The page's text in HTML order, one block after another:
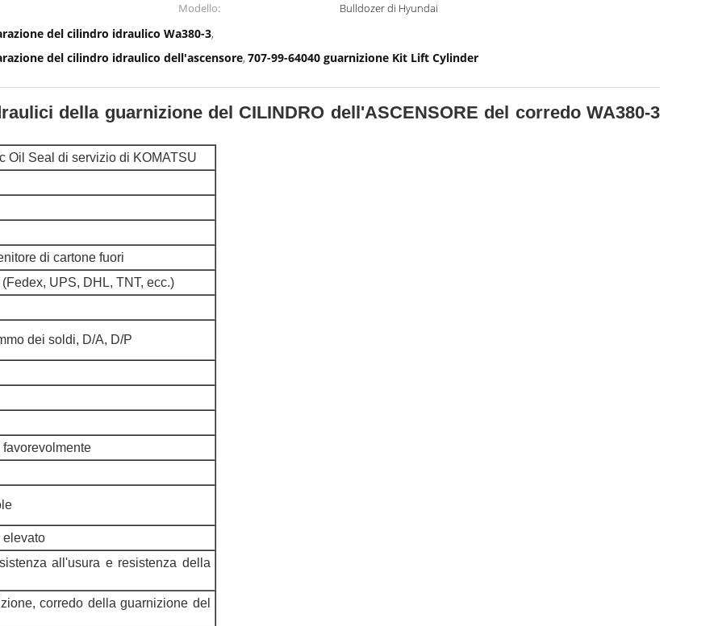
Modello:
Bulldozer di Hyundai
del cilindro idraulico Wa380-3,
del cilindro idraulico dell'ascensore,707-99-64040 guarnizione Kit Lift Cylinder
della guarnizione del CILINDRO dell'ASCENSORE del corredo WA380-3
Oil Seal di servizio di KOMATSU
di cartone fuori
UPS, DHL, TNT, ecc.)
dei soldi, D/A, D/P
favorevolmente
elevato
all'usura e resistenza della
corredo della guarnizione del